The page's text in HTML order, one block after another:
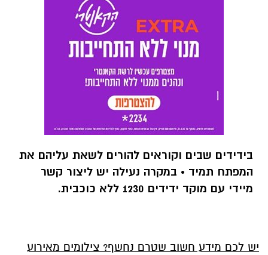
בידידים שבים וקוראים להורים לשאת עליהם את
המפתח תמיד • במקרה נעילה יש ליצור קשר
מיידי עם מוקד ידידים 1230 ללא כוכבית.
יש לכם מידע חשוב שטרם נחשף? צילומים מאירוע